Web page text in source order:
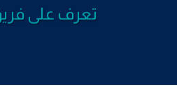
تعرف على